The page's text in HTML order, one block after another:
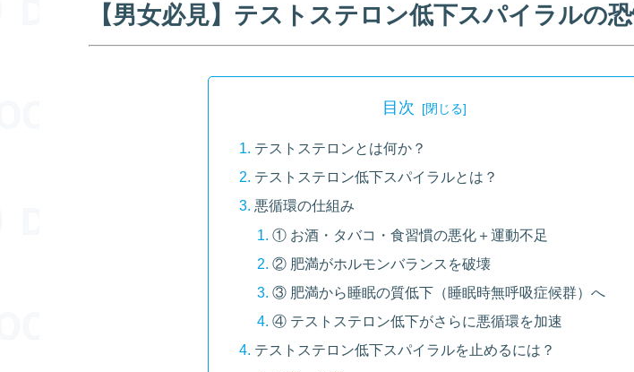
【男女必見】テストステロン低下スパイラルの
目次
テストステロンとは何か？
テストステロン低下スパイラルとは？
悪循環の仕組み
① お酒・タバコ・食習慣の悪化＋運動不足
② 肥満がホルモンバランスを破壊
③ 肥満から睡眠の質低下（睡眠時無呼吸症候群）へ
④ テストステロン低下がさらに悪循環を加速
テストステロン低下スパイラルを止めるには？